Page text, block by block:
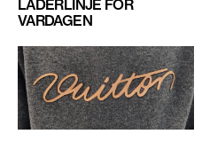
LÄDERLINJE FÖR
VARDAGEN